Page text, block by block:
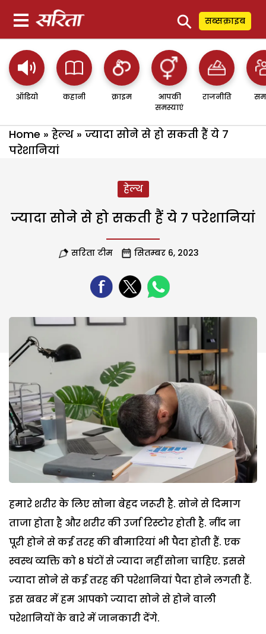
⚲ सब्सक्राइब
ऑडियो कहानी क्राइम
आपकी
समस्याएं
राजनीति
Home » हेल्थ » ज्यादा सोने से हो सकती हैं ये 7
परेशानियां
हेल्थ
ज्यादा सोने से हो सकती हैं ये 7 परेशानियां
सरिता टीम सितम्बर 6, 2023
हमारे शरीर के लिए सोना बेहद जरूरी है. सोने से दिमाग
ताजा होता है और शरीर की उर्जा रिस्टोर होती है. नींद ना
पूरी होने से कई तरह की बीमारियां भी पैदा होती हैं. एक
स्वस्थ व्यक्ति को 8 घंटों से ज्यादा नहीं सोना चाहिए. इससे
ज्यादा सोने से कई तरह की परेशानियां पैदा होने लगती हैं.
इस खबर में हम आपको ज्यादा सोने से होने वाली
परेशानियों के बारे में जानकारी देंगे.